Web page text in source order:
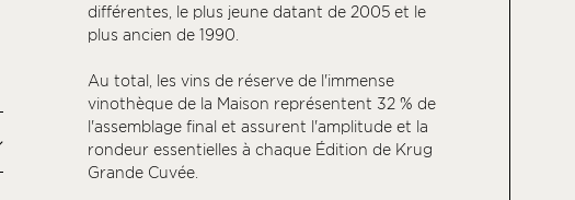
différentes, le plus jeune datant de 2005 et le
plus ancien de 1990.
Au total, les vins de réserve de l'immense
vinothèque de la Maison représentent 32 % de
l'assemblage final et assurent l'amplitude et la
rondeur essentielles à chaque Édition de Krug
Grande Cuvée.